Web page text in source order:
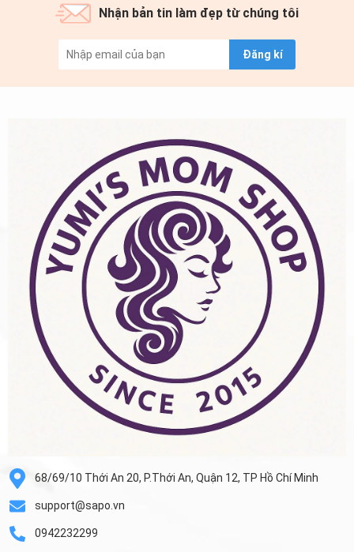
Nhận bản tin làm đẹp từ chúng tôi
Đăng kí
68/69/10 Thới An 20, P.Thới An, Quận 12, TP Hồ Chí Minh
support@sapo.vn
0942232299